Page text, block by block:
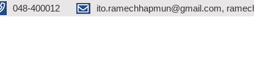
048-400012 ito.ramechhapmun@gmail.com,